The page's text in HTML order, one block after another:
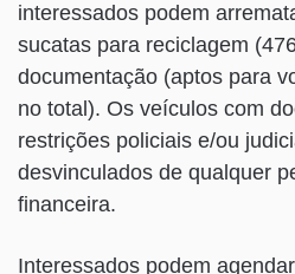
interessados podem
sucatas para reciclagem
documentação (aptos para
no total). Os veículos com
restrições policiais e/ou
desvinculados de qualquer
financeira.
Interessados podem